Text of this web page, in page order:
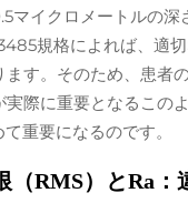
マイクロメートルの深
規格によれば、適
ます。そのため、患者
際に重要となるこの
重要になるのです。
（RMS）とRa：